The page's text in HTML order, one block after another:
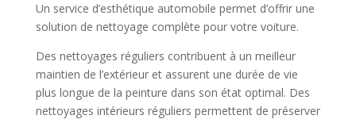
Un service d’esthétique automobile permet d’offrir une
solution de nettoyage complète pour votre voiture.
Des nettoyages réguliers contribuent à un meilleur
maintien de l’extérieur et assurent une durée de vie
plus longue de la peinture dans son état optimal. Des
nettoyages intérieurs réguliers permettent de préserver